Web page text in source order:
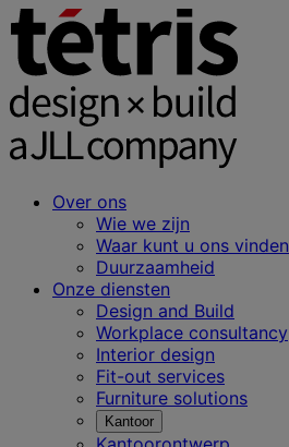
Over ons
Wie we zijn
Waar kunt u ons vinden
Duurzaamheid
Onze diensten
Design and Build
Workplace consultancy
Interior design
Fit-out services
Furniture solutions
Kantoor